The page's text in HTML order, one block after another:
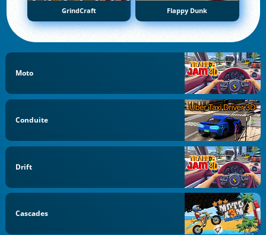
GrindCraft Flappy Dunk
Moto
Conduite
Drift
Cascades